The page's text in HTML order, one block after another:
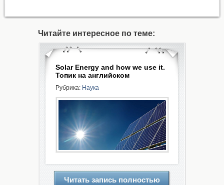
Читайте интересное по теме:
Solar Energy and how we use it.
Топик на английском
Рубрика: Наука
Читать запись полностью